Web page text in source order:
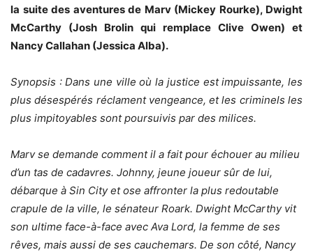
la suite des aventures de Marv (Mickey Rourke), Dwight
McCarthy (Josh Brolin qui remplace Clive Owen) et
Nancy Callahan (Jessica Alba).
Synopsis : Dans une ville où la justice est impuissante, les
plus désespérés réclament vengeance, et les criminels les
plus impitoyables sont poursuivis par des milices.
Marv se demande comment il a fait pour échouer au milieu
d’un tas de cadavres. Johnny, jeune joueur sûr de lui,
débarque à Sin City et ose affronter la plus redoutable
crapule de la ville, le sénateur Roark. Dwight McCarthy vit
son ultime face-à-face avec Ava Lord, la femme de ses
rêves, mais aussi de ses cauchemars. De son côté, Nancy